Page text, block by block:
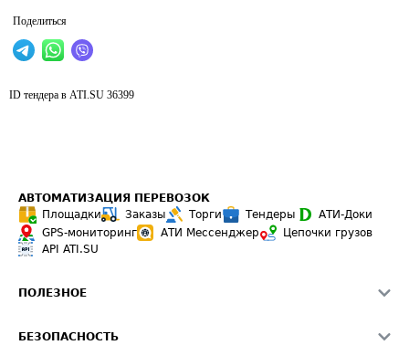
Поделиться
ID тендера в ATI.SU 36399
АВТОМАТИЗАЦИЯ ПЕРЕВОЗОК
Площадки
Заказы Торги Тендеры
АТИ-Доки
GPS-мониторинг
АТИ Мессенджер
Цепочки грузов
API ATI.SU
ПОЛЕЗНОЕ
БЕЗОПАСНОСТЬ